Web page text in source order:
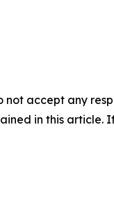
not accept any
in this article.